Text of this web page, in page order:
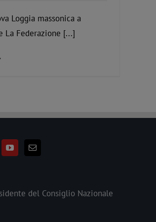
Loggia massonica a
La Federazione [...]
del Consiglio Nazionale